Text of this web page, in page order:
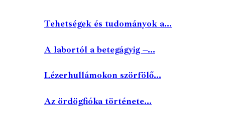
Tehetségek és tudományok a...
A labortól a betegágyig –...
Lézerhullámokon szörfölő...
Az ördögfióka története...